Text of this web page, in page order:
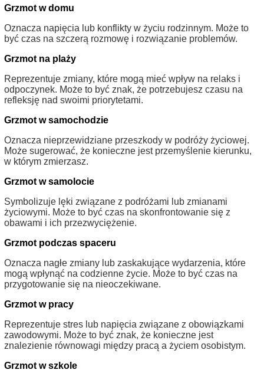
Grzmot w domu
Oznacza napięcia lub konflikty w życiu rodzinnym. Może to
być czas na szczerą rozmowę i rozwiązanie problemów.
Grzmot na plaży
Reprezentuje zmiany, które mogą mieć wpływ na relaks i
odpoczynek. Może to być znak, że potrzebujesz czasu na
refleksję nad swoimi priorytetami.
Grzmot w samochodzie
Oznacza nieprzewidziane przeszkody w podróży życiowej.
Może sugerować, że konieczne jest przemyślenie kierunku,
w którym zmierzasz.
Grzmot w samolocie
Symbolizuje lęki związane z podróżami lub zmianami
życiowymi. Może to być czas na skonfrontowanie się z
obawami i ich przezwyciężenie.
Grzmot podczas spaceru
Oznacza nagłe zmiany lub zaskakujące wydarzenia, które
mogą wpłynąć na codzienne życie. Może to być czas na
przygotowanie się na nieoczekiwane.
Grzmot w pracy
Reprezentuje stres lub napięcia związane z obowiązkami
zawodowymi. Może to być znak, że konieczne jest
znalezienie równowagi między pracą a życiem osobistym.
Grzmot w szkole